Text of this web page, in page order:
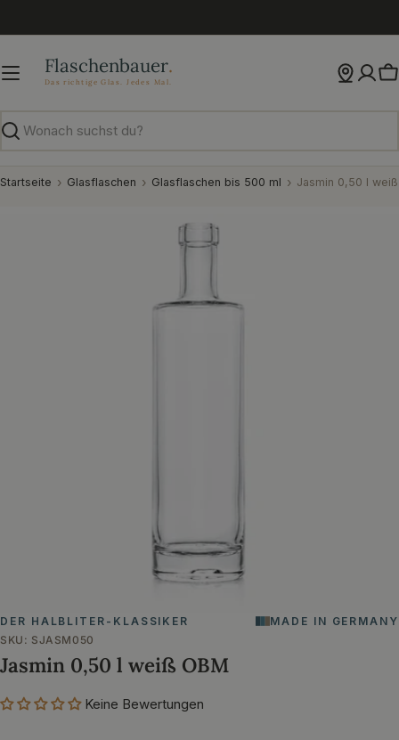
Inhalt
Suchen
Startseite Glasflaschen Glasflaschen bis 500 ml Jasmin 0,50 l
DER HALBLITER-KLASSIKER
MADE IN GERMANY
SKU: SJASM050
Jasmin 0,50 l weiß OBM
Keine Bewertungen